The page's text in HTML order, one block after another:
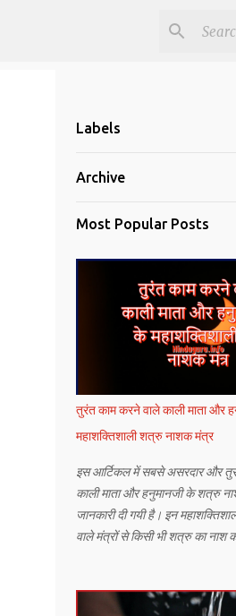
Labels
Archive
Most Popular Posts
तुरंत काम करने वाले काली माता और
महाशक्तिशाली शत्रु नाशक मंत्र
इस आर्टिकल में सबसे असरदार और
काली माता और हनुमानजी के शत्रु
जानकारी दी गयी है। इन
वाले मंत्रों से किसी भी शत्रु का नाश